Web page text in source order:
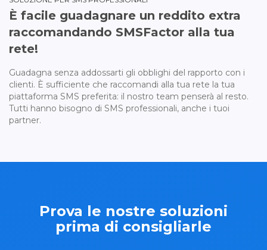
È facile guadagnare un reddito extra
raccomandando SMSFactor alla tua
rete!
Guadagna senza addossarti gli obblighi del rapporto con i
clienti. È sufficiente che raccomandi alla tua rete la tua
piattaforma SMS preferita: il nostro team penserà al resto.
Tutti hanno bisogno di SMS professionali, anche i tuoi
partner.
Prova le nostre soluzioni
prima di consigliarle